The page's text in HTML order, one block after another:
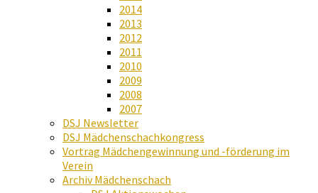
2014
2013
2012
2011
2010
2009
2008
2007
DSJ Newsletter
DSJ Mädchenschachkongress
Vortrag Mädchengewinnung und -förderung im
Verein
Archiv Mädchenschach